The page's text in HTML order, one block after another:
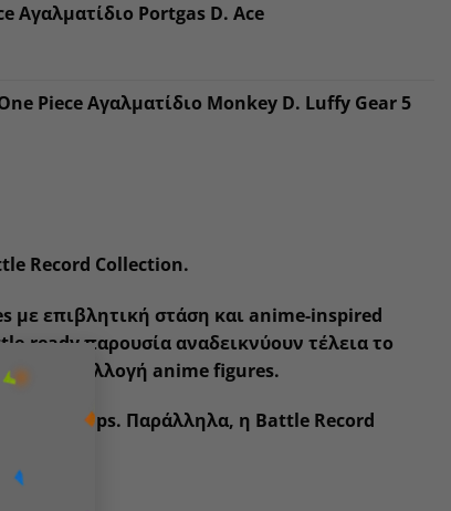
Αγαλματίδιο Portgas D. Ace
Piece Αγαλματίδιο Monkey D. Luffy Gear 5
Record Collection.
με επιβλητική στάση και anime-inspired
ready παρουσία αναδεικνύουν τέλεια το
κάθε συλλογή anime figures.
Piece setups. Παράλληλα, η Battle Record
αμέσως.